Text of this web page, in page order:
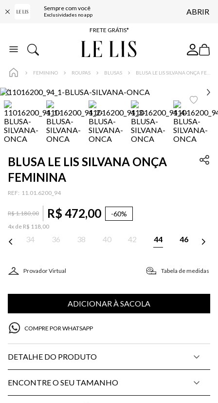
Sempre com você
Exclusividades no app ABRIR
ENTREGA EXPRESSA*
FRETE GRÁTIS*
BAIXE O APP
FEMININO ROUPAS BLUSAS
BLUSA LE LIS SILVANA ONÇA
FEMININA
: 11.01.6200_94
R$1.180,00 R$ 472,00 -60%
4x de R$ 118,00
34 36 38 40 42 44 46
Provador Virtual Tabela de medidas
ADICIONAR À SACOLA
COMPRE POR WHATSAPP
DETALHE DO PRODUTO
ENCONTRE O SEU TAMANHO